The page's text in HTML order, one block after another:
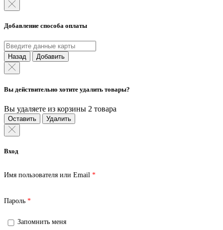
Добавление способа оплаты
Назад Добавить
Вы действительно хотите удалить товары?
Вы удаляете из корзины 2 товара
Оставить Удалить
Вход
Имя пользователя или Email *
Пароль *
Запомнить меня